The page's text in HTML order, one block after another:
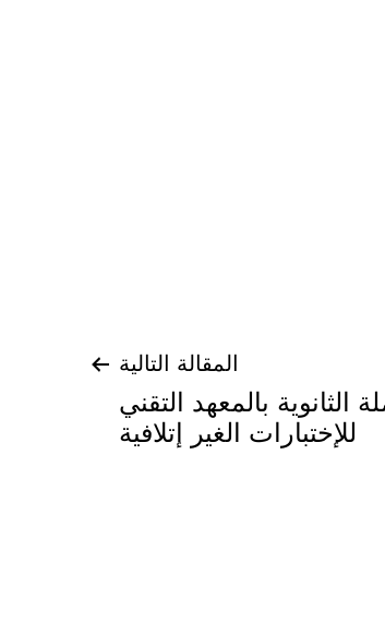
المقالة التالية
بالمعهد التقني
للإختبارات الغير إتلافية